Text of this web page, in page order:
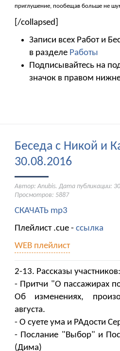
приглушение, пообещав больше не
[/collapsed]
Записи всех Работ и
в разделе Работы
Подписывайтесь на
значок в правом
Беседа с Никой и
30.08.2016
Автор: Anubis. Дата публикации:
Просмотров: 5887
СКАЧАТЬ mp3
Плейлист .cue - ссылка
WEB плейлист
2-13. Рассказы участников:
- Притчи "О пассажирах
Об изменениях,
августа.
- О суете ума и РАдости
- Послание "Выбор" и
(Дима)